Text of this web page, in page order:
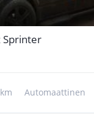
Sprinter
Automaattinen